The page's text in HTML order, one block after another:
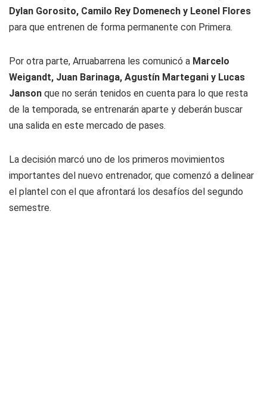
Dylan Gorosito, Camilo Rey Domenech y Leonel Flores
para que entrenen de forma permanente con Primera.
Por otra parte, Arruabarrena les comunicó a Marcelo
Weigandt, Juan Barinaga, Agustín Martegani y Lucas
Janson que no serán tenidos en cuenta para lo que resta
de la temporada, se entrenarán aparte y deberán buscar
una salida en este mercado de pases.
La decisión marcó uno de los primeros movimientos
importantes del nuevo entrenador, que comenzó a delinear
el plantel con el que afrontará los desafíos del segundo
semestre.